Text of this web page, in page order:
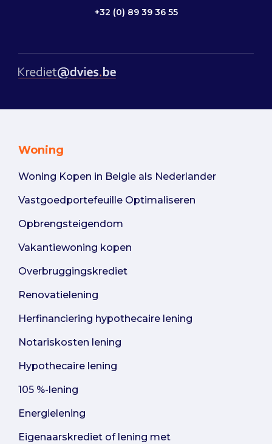
+32 (0) 89 39 36 55
Woning
Woning Kopen in Belgie als Nederlander
Vastgoedportefeuille Optimaliseren
Opbrengsteigendom
Vakantiewoning kopen
Overbruggingskrediet
Renovatielening
Herfinanciering hypothecaire lening
Notariskosten lening
Hypothecaire lening
105 %-lening
Energielening
Eigenaarskrediet of lening met